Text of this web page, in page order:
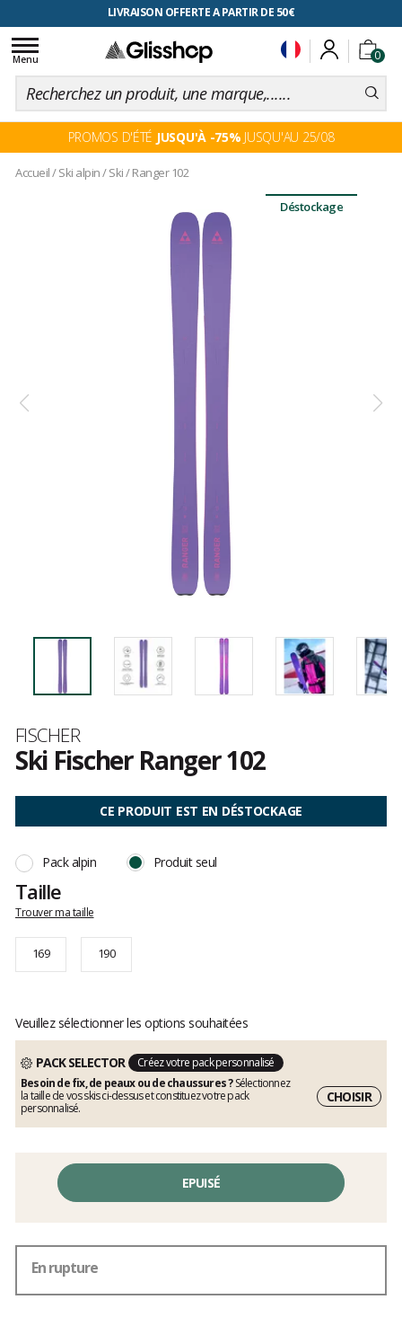
LIVRAISON OFFERTE A PARTIR DE 50€
RETOUR FACILITÉ, 100 jours pour changer d'avis
0
Toggle
navigation
Menu
PROMOS D'ÉTÉ JUSQU'À -75% JUSQU'AU 25/08
Accueil/Ski alpin/Ski/Ranger 102
Déstockage
Marque
FISCHER
Ski Fischer Ranger 102
avis
CE PRODUIT EST EN DÉSTOCKAGE
Pack alpin Produit seul
Taille
Trouver ma taille
169 190
Veuillez sélectionner les options souhaitées
PACK SELECTOR
Créez votre pack personnalisé
Besoin de fix, de peaux ou de chaussures ?Sélectionnez
la taille de vos skis ci-dessus et constituez votre pack
personnalisé.
CHOISIR
EPUISÉ
En rupture